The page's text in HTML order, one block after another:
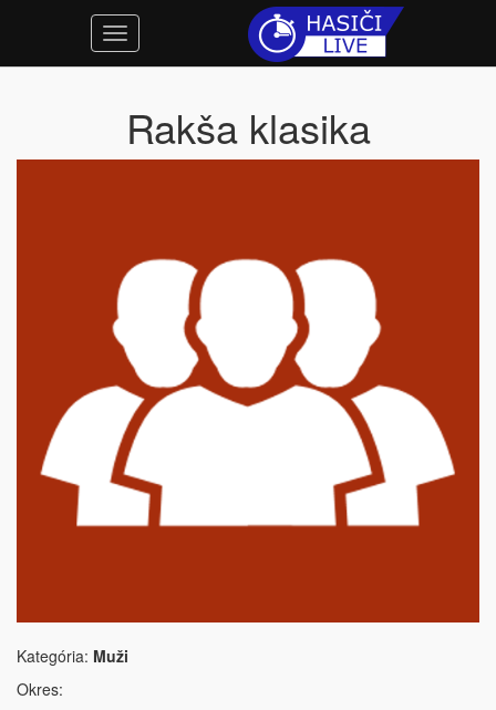
Rakša klasika
Kategória: Muži
Okres: